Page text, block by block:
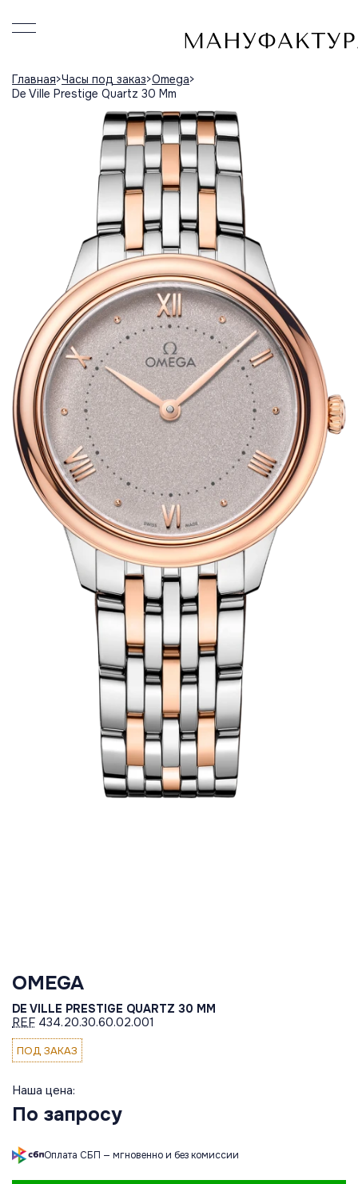
Главная Часы под заказ Omega
De Ville Prestige Quartz 30 Mm
OMEGA
DE VILLE PRESTIGE QUARTZ 30 MM
REF 434.20.30.60.02.001
ПОД ЗАКАЗ
Наша цена:
По запросу
Оплата СБП — мгновенно и без комиссии